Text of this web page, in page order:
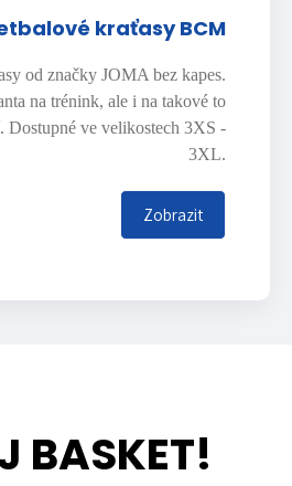
kraťasy BCM
od značky JOMA bez kapes.
na trénink, ale i na takové to
Dostupné ve velikostech 3XS -
3XL.
Zobrazit
BASKET!